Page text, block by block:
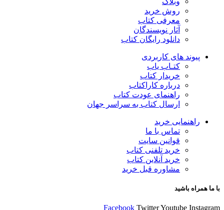
روش خرید
معرفی کتاب
آثار نویسندگان
دانلود رایگان کتاب
پیوند های کاربردی
کتـاب یاب
خریدار کتاب
درباره کاراکتاب
راهنمای عودت کتاب
ارسال کتاب به سراسر جهان
راهنمایی خرید
تماس با ما
قوانین سایت
خرید تلفنی کتاب
خرید آنلاین کتاب
مشاوره قبل خرید
با ما همراه باشید
Facebook TwitterYoutube Instagram